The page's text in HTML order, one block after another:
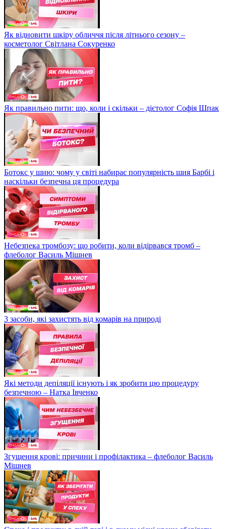
Як відновити шкіру обличчя після літнього сезону –
косметолог Світлана Сокуренко
Як правильно пити: що, коли і скільки – дієтолог Софія Шпак
Ботокс у шию: чому у світі набирає популярність шия Барбі і
наскільки безпечна ця процедура
Небезпека тромбозу: що робити, коли відірвався тромб –
флеболог Василь Мішнев
3 засоби, які захистять від комарів на природі
Які методи депіляції існують і як зробити цю процедуру
безпечною – Натка Івченко
Згущення крові: причини і профілактика – флеболог Василь
Мішнев